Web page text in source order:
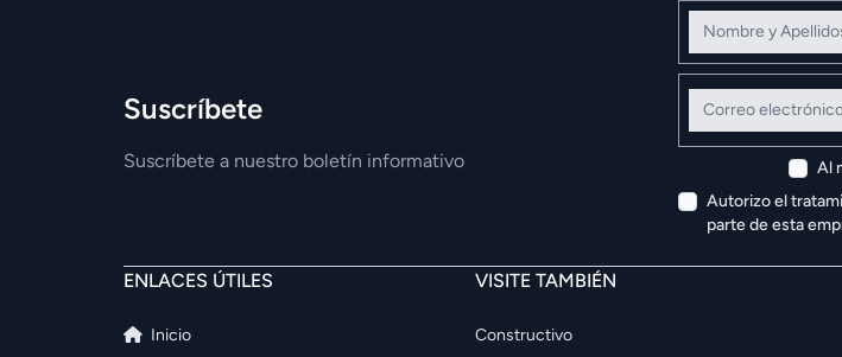
Suscríbete
Suscríbete a nuestro boletín informativo
Nombre y
Correo electrónico
Al
Autorizo el
parte de esta
ENLACES ÚTILES
Inicio
VISITE TAMBIÉN
Constructivo